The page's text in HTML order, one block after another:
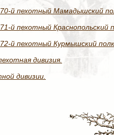
й пехотный Мамадышский
й пехотный Краснопольский
й пехотный Курмышский полк.
дивизия.
дивизии.